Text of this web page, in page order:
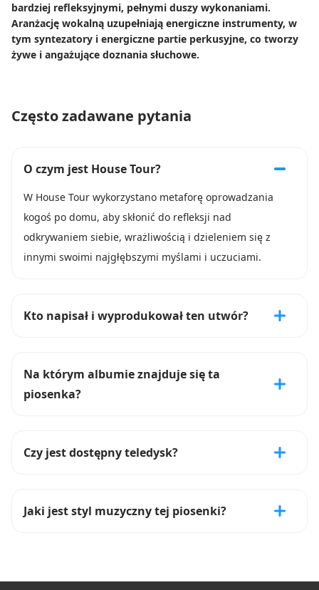
bardziej refleksyjnymi, pełnymi duszy wykonaniami.
Aranżację wokalną uzupełniają energiczne instrumenty, w
tym syntezatory i energiczne partie perkusyjne, co tworzy
żywe i angażujące doznania słuchowe.
Często zadawane pytania
O czym jest House Tour?
W House Tour wykorzystano metaforę oprowadzania
kogoś po domu, aby skłonić do refleksji nad
odkrywaniem siebie, wrażliwością i dzieleniem się z
innymi swoimi najgłębszymi myślami i uczuciami.
Kto napisał i wyprodukował ten utwór?
Na którym albumie znajduje się ta
piosenka?
Czy jest dostępny teledysk?
Jaki jest styl muzyczny tej piosenki?